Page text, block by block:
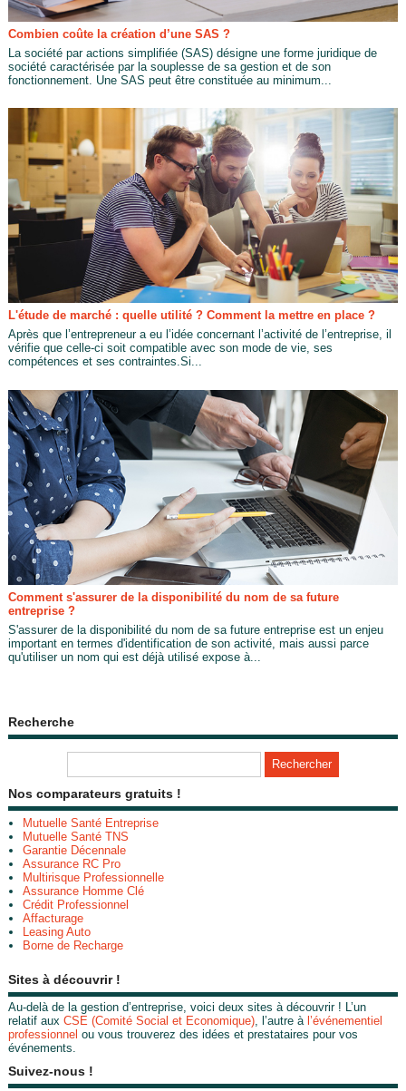
Combien coûte la création d’une SAS ?
La société par actions simplifiée (SAS) désigne une forme juridique de
société caractérisée par la souplesse de sa gestion et de son
fonctionnement. Une SAS peut être constituée au minimum...
L'étude de marché : quelle utilité ? Comment la mettre en place ?
Après que l’entrepreneur a eu l’idée concernant l’activité de l’entreprise, il
vérifie que celle-ci soit compatible avec son mode de vie, ses
compétences et ses contraintes.Si...
Comment s'assurer de la disponibilité du nom de sa future
entreprise ?
S'assurer de la disponibilité du nom de sa future entreprise est un enjeu
important en termes d'identification de son activité, mais aussi parce
qu'utiliser un nom qui est déjà utilisé expose à...
Recherche
Nos comparateurs gratuits !
Mutuelle Santé Entreprise
Mutuelle Santé TNS
Garantie Décennale
Assurance RC Pro
Multirisque Professionnelle
Assurance Homme Clé
Crédit Professionnel
Affacturage
Leasing Auto
Borne de Recharge
Sites à découvrir !
Au-delà de la gestion d’entreprise, voici deux sites à découvrir ! L’un
relatif aux CSE (Comité Social et Economique), l’autre à l’événementiel
professionnel ou vous trouverez des idées et prestataires pour vos
événements.
Suivez-nous !